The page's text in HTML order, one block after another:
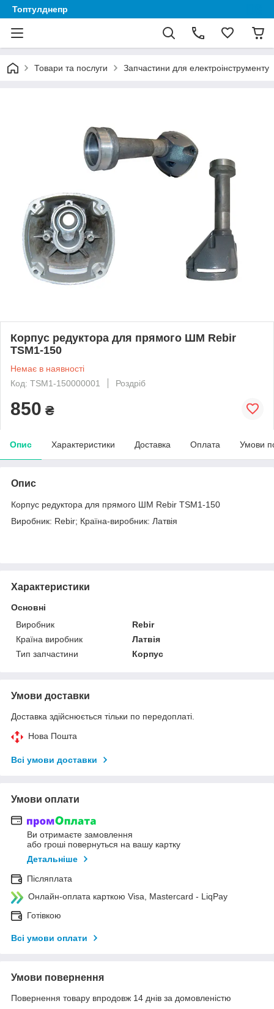
Топтулднепр
Товари та послуги Запчастини для електроінструменту
Корпус редуктора для прямого ШМ Rebir
TSM1-150
Немає в наявності
Код: TSM1-150000001
Роздріб
850 ₴
Опис Характеристики Доставка Оплата Умови
Опис
Корпус редуктора для прямого ШМ Rebir TSM1-150
Виробник: Rebir; Країна-виробник: Латвія
Характеристики
Основні
Виробник
Rebir
Країна виробник
Латвія
Тип запчастини
Корпус
Умови доставки
Доставка здійснюється тільки по передоплаті.
Нова Пошта
Всі умови доставки
Умови оплати
Ви отримаєте замовлення
або гроші повернуться на вашу картку
Детальніше
Післяплата
Онлайн-оплата карткою Visa, Mastercard - LiqPay
Готівкою
Всі умови оплати
Умови повернення
Повернення товару впродовж 14 днів за домовленістю